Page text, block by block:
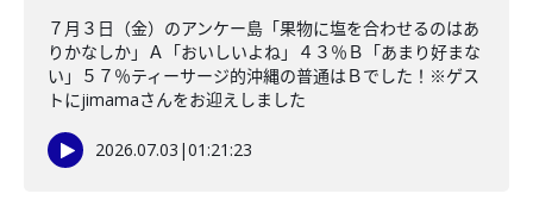
７月３日（金）のアンケー島「果物に塩を合わせるのはあ
りかなしか」Ａ「おいしいよね」４３％Ｂ「あまり好まな
い」５７％ティーサージ的沖縄の普通はＢでした！※ゲス
トにjimamaさんをお迎えしました
2026.07.03 |01:21:23